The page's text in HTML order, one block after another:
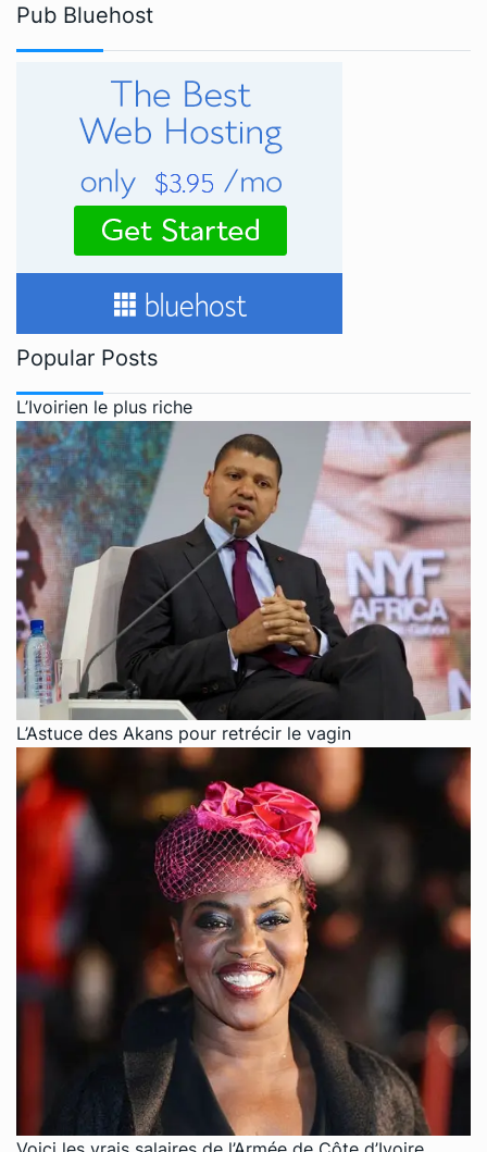
Pub Bluehost
Popular Posts
L’Ivoirien le plus riche
L’Astuce des Akans pour retrécir le vagin